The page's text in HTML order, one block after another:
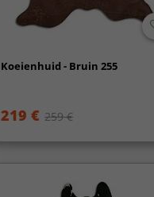
Koeienhuid - Bruin 255
219 € 259 €